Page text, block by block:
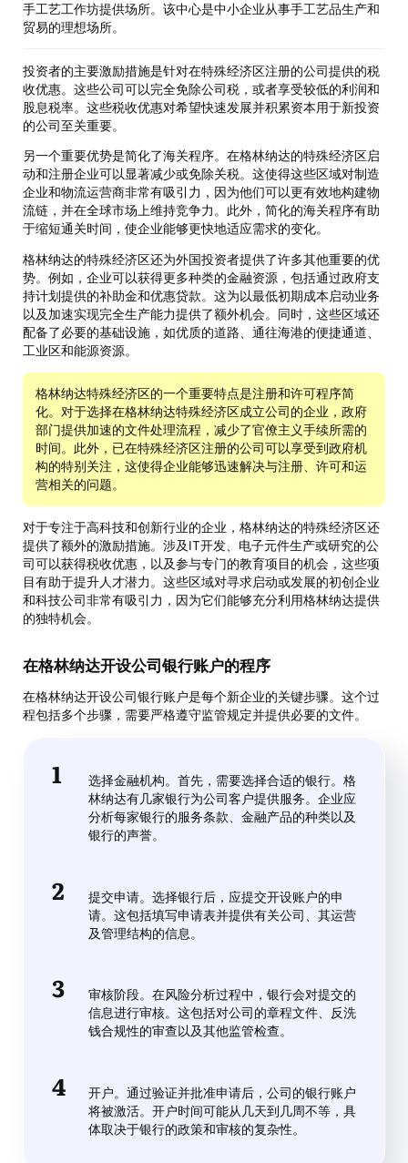
手工艺工作坊提供场所。该中心是中小企业从事手工艺品生产和
贸易的理想场所。
投资者的主要激励措施是针对在特殊经济区注册的公司提供的税
收优惠。这些公司可以完全免除公司税，或者享受较低的利润和
股息税率。这些税收优惠对希望快速发展并积累资本用于新投资
的公司至关重要。
另一个重要优势是简化了海关程序。在格林纳达的特殊经济区启
动和注册企业可以显著减少或免除关税。这使得这些区域对制造
企业和物流运营商非常有吸引力，因为他们可以更有效地构建物
流链，并在全球市场上维持竞争力。此外，简化的海关程序有助
于缩短通关时间，使企业能够更快地适应需求的变化。
格林纳达的特殊经济区还为外国投资者提供了许多其他重要的优
势。例如，企业可以获得更多种类的金融资源，包括通过政府支
持计划提供的补助金和优惠贷款。这为以最低初期成本启动业务
以及加速实现完全生产能力提供了额外机会。同时，这些区域还
配备了必要的基础设施，如优质的道路、通往海港的便捷通道、
工业区和能源资源。
格林纳达特殊经济区的一个重要特点是注册和许可程序简
化。对于选择在格林纳达特殊经济区成立公司的企业，政府
部门提供加速的文件处理流程，减少了官僚主义手续所需的
时间。此外，已在特殊经济区注册的公司可以享受到政府机
构的特别关注，这使得企业能够迅速解决与注册、许可和运
营相关的问题。
对于专注于高科技和创新行业的企业，格林纳达的特殊经济区还
提供了额外的激励措施。涉及IT开发、电子元件生产或研究的公
司可以获得税收优惠，以及参与专门的教育项目的机会，这些项
目有助于提升人才潜力。这些区域对寻求启动或发展的初创企业
和科技公司非常有吸引力，因为它们能够充分利用格林纳达提供
的独特机会。
在格林纳达开设公司银行账户的程序
在格林纳达开设公司银行账户是每个新企业的关键步骤。这个过
程包括多个步骤，需要严格遵守监管规定并提供必要的文件。
选择金融机构。首先，需要选择合适的银行。格
林纳达有几家银行为公司客户提供服务。企业应
分析每家银行的服务条款、金融产品的种类以及
银行的声誉。
提交申请。选择银行后，应提交开设账户的申
请。这包括填写申请表并提供有关公司、其运营
及管理结构的信息。
审核阶段。在风险分析过程中，银行会对提交的
信息进行审核。这包括对公司的章程文件、反洗
钱合规性的审查以及其他监管检查。
开户。通过验证并批准申请后，公司的银行账户
将被激活。开户时间可能从几天到几周不等，具
体取决于银行的政策和审核的复杂性。